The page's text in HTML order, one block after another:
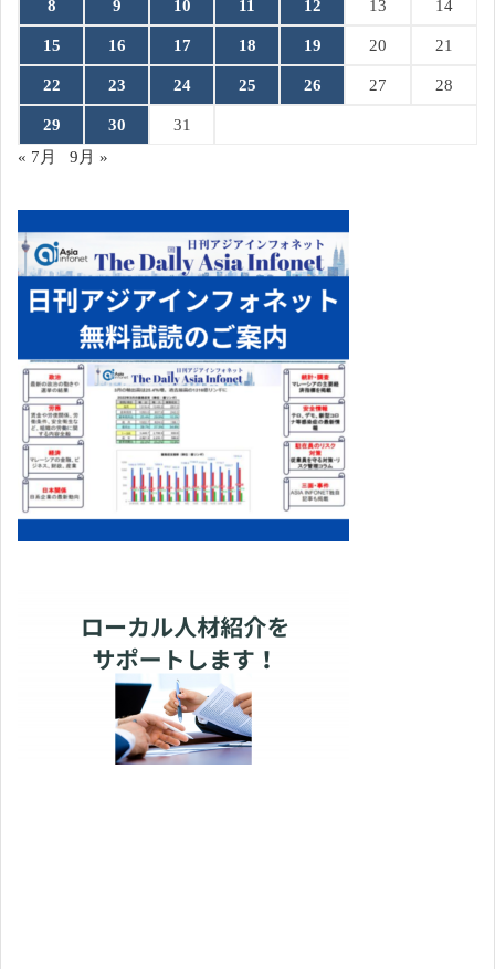
8 9 10 11 12 13 14
15 16 17 18 19 20 21
22 23 24 25 26 27 28
29 30
31
« 7月
9月 »